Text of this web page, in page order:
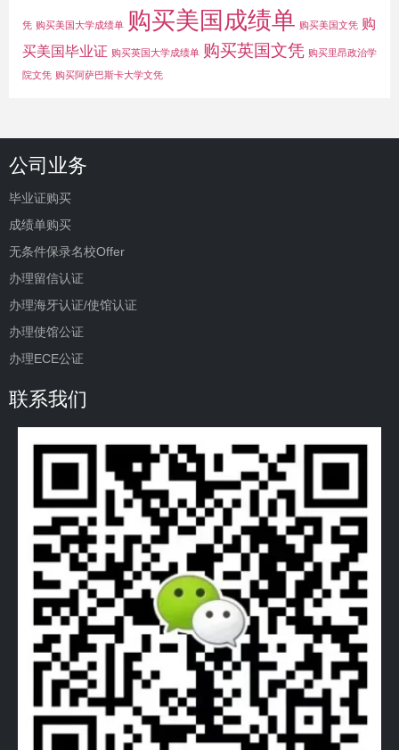
凭 购买美国大学成绩单 购买美国成绩单 购买美国文凭 购
买美国毕业证 购买英国大学成绩单 购买英国文凭 购买里昂政治学
院文凭 购买阿萨巴斯卡大学文凭
公司业务
毕业证购买
成绩单购买
无条件保录名校Offer
办理留信认证
办理海牙认证/使馆认证
办理使馆公证
办理ECE公证
联系我们